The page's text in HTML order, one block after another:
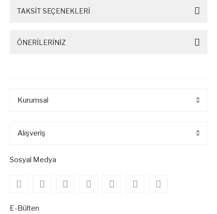
TAKSİT SEÇENEKLERİ
ÖNERİLERİNİZ
Kurumsal
Alışveriş
Sosyal Medya
E-Bülten